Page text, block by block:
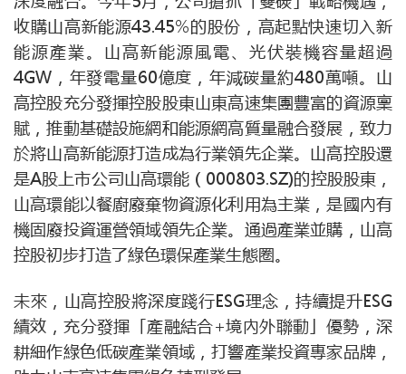
收購山高新能源43.45%的股份，高起點快速切入新
能源產業。山高新能源風電、光伏裝機容量超過
4GW，年發電量60億度，年減碳量約480萬噸。山
高控股充分發揮控股股東山東高速集團豐富的資源稟
賦，推動基礎設施網和能源網高質量融合發展，致力
於將山高新能源打造成為行業領先企業。山高控股還
是A股上市公司山高環能（000803.SZ)的控股股東，
山高環能以餐廚廢棄物資源化利用為主業，是國內有
機固廢投資運營領域領先企業。通過產業並購，山高
控股初步打造了綠色環保產業生態圈。
未來，山高控股將深度踐行ESG理念，持續提升ESG
績效，充分發揮「產融結合+境內外聯動」優勢，深
耕細作綠色低碳產業領域，打響產業投資專家品牌，